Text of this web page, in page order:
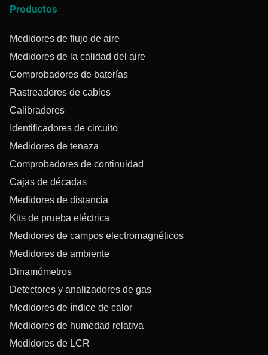
Productos
Medidores de flujo de aire
Medidores de la calidad del aire
Comprobadores de baterías
Rastreadores de cables
Calibradores
Identificadores de circuito
Medidores de tenaza
Comprobadores de continuidad
Cajas de décadas
Medidores de distancia
Kits de prueba eléctrica
Medidores de campos electromagnéticos
Medidores de ambiente
Dinamómetros
Detectores y analizadores de gas
Medidores de índice de calor
Medidores de humedad relativa
Medidores de LCR